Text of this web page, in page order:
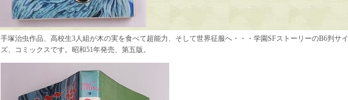
手塚治虫作品、高校生3人組が木の実を食べて超能力、そして世界征服へ・・・学園SFストーリーのB6判サイ
ズ、コミックスです。昭和51年発売、第五版。